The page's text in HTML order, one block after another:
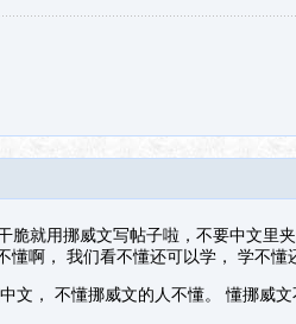
脆就用挪威文写帖子啦，不要中文里
懂啊， 我们看不懂还可以学， 学不
文， 不懂挪威文的人不懂。 懂挪威